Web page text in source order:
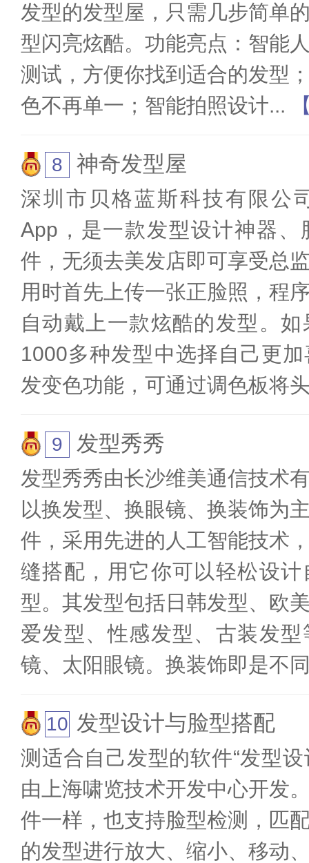
发型的发型屋，只需几步简单
型闪亮炫酷。功能亮点：智能
测试，方便你找到适合的发型
色不再单一；智能拍照设计...
神奇发型屋
深圳市贝格蓝斯科技有限公
App，是一款发型设计神器、
件，无须去美发店即可享受总
用时首先上传一张正脸照，程
自动戴上一款炫酷的发型。
1000多种发型中选择自己更
发变色功能，可通过调色板将
发型秀秀
发型秀秀由长沙维美通信技术
以换发型、换眼镜、换装饰为
件，采用先进的人工智能技术
缝搭配，用它你可以轻松设
型。其发型包括日韩发型、欧
爱发型、性感发型、古装发
镜、太阳眼镜。换装饰即是不
发型设计与脸型搭配
测适合自己发型的软件“发型
由上海啸览技术开发中心开发
件一样，也支持脸型检测，匹
的发型进行放大、缩小、移动